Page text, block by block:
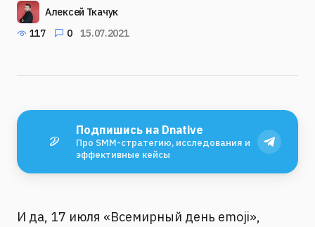
Алексей Ткачук
117
0 15.07.2021
Подпишись на Dnative
Про SMM-стратегию, исследования и
эффективные кейсы
И да, 17 июля «Всемирный день emoji»,